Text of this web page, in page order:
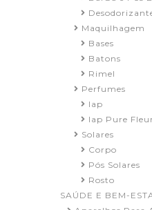
Maquilhagem
Bases
Batons
Rimel
Perfumes
Iap
Iap Pure
Solares
Corpo
Pós Solares
Rosto
SAÚDE E BEM-